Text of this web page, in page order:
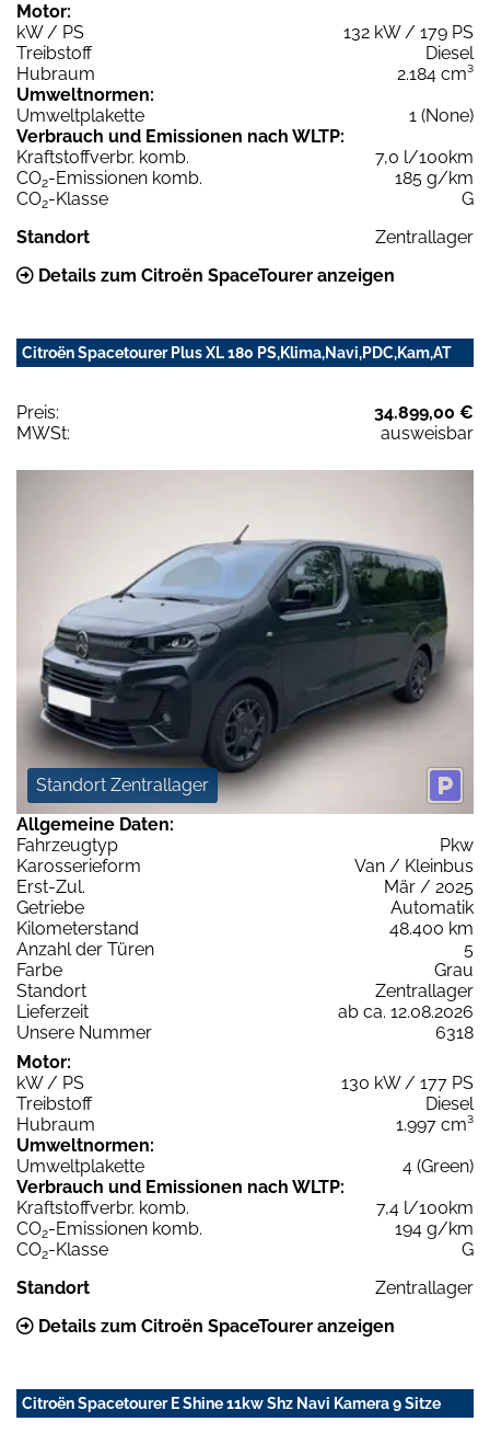
Motor:
kW / PS
132 kW / 179 PS
Treibstoff
Diesel
Hubraum
2.184 cm³
Umweltnormen:
Umweltplakette
1 (None)
Verbrauch und Emissionen nach WLTP:
Kraftstoffverbr. komb.
7,0 l/100km
CO2-Emissionen komb.
185 g/km
CO2-Klasse
G
Standort
Zentrallager
Details zum Citroën SpaceTourer anzeigen
Citroën Spacetourer Plus XL 180 PS,Klima,Navi,PDC,Kam,AT
Preis:
34.899,00 €
MWSt:
ausweisbar
Standort Zentrallager
Allgemeine Daten:
Fahrzeugtyp
Pkw
Karosserieform
Van / Kleinbus
Erst-Zul.
Mär / 2025
Getriebe
Automatik
Kilometerstand
48.400 km
Anzahl der Türen
5
Farbe
Grau
Standort
Zentrallager
Lieferzeit
ab ca. 12.08.2026
Unsere Nummer
6318
Motor:
kW / PS
130 kW / 177 PS
Treibstoff
Diesel
Hubraum
1.997 cm³
Umweltnormen:
Umweltplakette
4 (Green)
Verbrauch und Emissionen nach WLTP:
Kraftstoffverbr. komb.
7,4 l/100km
CO2-Emissionen komb.
194 g/km
CO2-Klasse
G
Standort
Zentrallager
Details zum Citroën SpaceTourer anzeigen
Citroën Spacetourer E Shine 11kw Shz Navi Kamera 9 Sitze